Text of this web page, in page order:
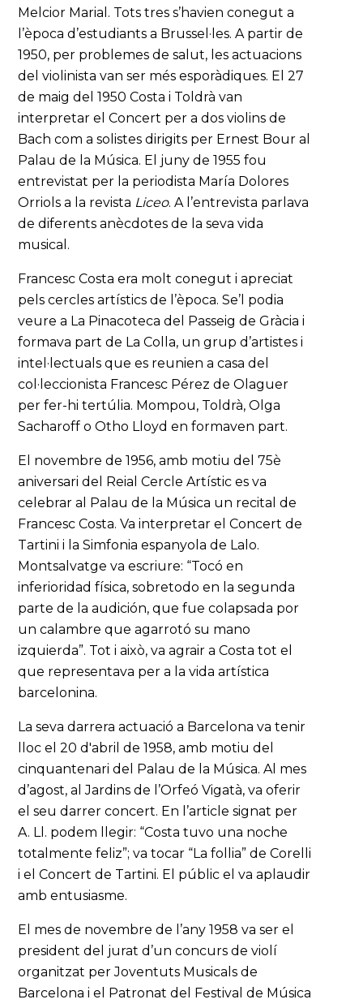
Melcior Marial. Tots tres s’havien conegut a
l’època d’estudiants a Brussel·les. A partir de
1950, per problemes de salut, les actuacions
del violinista van ser més esporàdiques. El 27
de maig del 1950 Costa i Toldrà van
interpretar el Concert per a dos violins de
Bach com a solistes dirigits per Ernest Bour al
Palau de la Música. El juny de 1955 fou
entrevistat per la periodista María Dolores
Orriols a la revista Liceo. A l’entrevista parlava
de diferents anècdotes de la seva vida
musical.
Francesc Costa era molt conegut i apreciat
pels cercles artístics de l’època. Se’l podia
veure a La Pinacoteca del Passeig de Gràcia i
formava part de La Colla, un grup d’artistes i
intel·lectuals que es reunien a casa del
col·leccionista Francesc Pérez de Olaguer
per fer-hi tertúlia. Mompou, Toldrà, Olga
Sacharoff o Otho Lloyd en formaven part.
El novembre de 1956, amb motiu del 75è
aniversari del Reial Cercle Artístic es va
celebrar al Palau de la Música un recital de
Francesc Costa. Va interpretar el Concert de
Tartini i la Simfonia espanyola de Lalo.
Montsalvatge va escriure: “Tocó en
inferioridad física, sobretodo en la segunda
parte de la audición, que fue colapsada por
un calambre que agarrotó su mano
izquierda”. Tot i això, va agrair a Costa tot el
que representava per a la vida artística
barcelonina.
La seva darrera actuació a Barcelona va tenir
lloc el 20 d'abril de 1958, amb motiu del
cinquantenari del Palau de la Música. Al mes
d’agost, al Jardins de l’Orfeó Vigatà, va oferir
el seu darrer concert. En l’article signat per
A. Ll. podem llegir: “Costa tuvo una noche
totalmente feliz”; va tocar “La follia” de Corelli
i el Concert de Tartini. El públic el va aplaudir
amb entusiasme.
El mes de novembre de l’any 1958 va ser el
president del jurat d’un concurs de violí
organitzat per Joventuts Musicals de
Barcelona i el Patronat del Festival de Música